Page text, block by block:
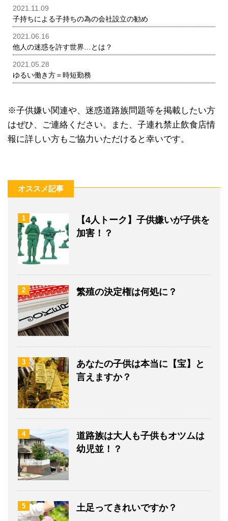
2021.11.09
子持ちによる子持ちの為の会社設立の勧め
2021.06.16
他人の迷惑を許す世界…とは？
2021.05.28
ゆるい働き方＝時短勤務
※子供嫌い関連や、迷惑道路族問題等を掲載したい方
はぜひ、ご連絡ください。また、子連れ禁止飲食店情
報に詳しい方もご協力いただけると幸いです。
オススメ記事
1
【4人トーク】子供嫌いが子供を
加害！？
2 繁殖の決定権は何処に？
3
あなたの子供は本当に【宝】と
言えますか？
4
道路族は大人も子供もオツムは
幼児並！？
5 土足ってきれいですか？